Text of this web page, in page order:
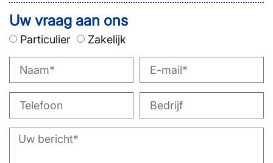
Uw vraag aan ons
Particulier Zakelijk